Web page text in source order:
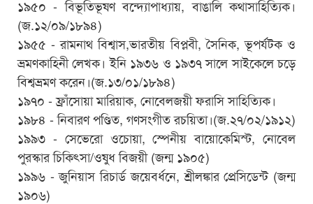
১৯৫০ - বিভূতিভূষণ বন্দ্যোপাধ্যায়, বাঙালি কথাসাহিত্যিক।
(জ.১২/০৯/১৮৯৪)
১৯৫৫ - রামনাথ বিশ্বাস,ভারতীয় বিপ্লবী, সৈনিক, ভূপর্যটক ও
ভ্রমণকাহিনী লেখক। ইনি ১৯৩৬ ও ১৯৩৭ সালে সাইকেলে চড়ে
বিশ্বভ্রমণ করেন।(জ.১৩/০১/১৮৯৪)
১৯৭০ - ফ্রাঁসোয়া মারিয়াক, নোবেলজয়ী ফরাসি সাহিত্যিক।
১৯৮৪ - নিবারণ পণ্ডিত, গণসংগীত রচয়িতা।(জ.২৭/০২/১৯১২)
১৯৯৩ - সেভেরো ওচোয়া, স্পেনীয় বায়োকেমিস্ট, নোবেল
পুরস্কার চিকিৎসা/ওষুধ বিজয়ী (জন্ম ১৯০৫)
১৯৯৬ - জুনিয়াস রিচার্ড জয়েবর্ধনে, শ্রীলঙ্কার প্রেসিডেন্ট (জন্ম
১৯০৬)